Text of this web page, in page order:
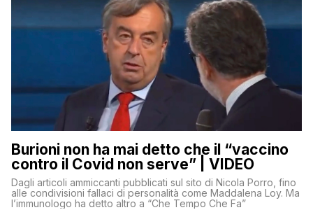
Burioni non ha mai detto che il “vaccino
contro il Covid non serve” | VIDEO
Dagli articoli ammiccanti pubblicati sul sito di Nicola Porro, fino
alle condivisioni fallaci di personalità come Maddalena Loy. Ma
l’immunologo ha detto altro a “Che Tempo Che Fa”